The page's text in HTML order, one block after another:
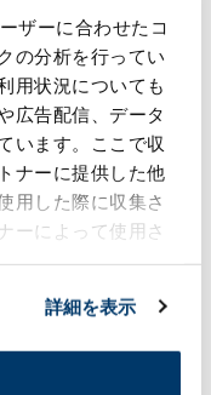
ザーに合わせたコ
の分析を行ってい
用状況についても
広告配信、データ
います。ここで収
ナーに提供した他
用した際に収集さ
ーによって使用さ
詳細を表示
せ
2025年8月20日
#技術力
報「森六タイラ
社技術使い新
掲載のお知らせ
2025年7月28日
のづくり #技術力
「森六、開発